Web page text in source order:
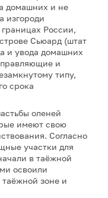
домашних и не
изгороди
России,
Сьюард (штат
и увода домашних
и
типу,
срока
оленей
имеют свою
Согласно
участки для
в таёжной
освоили
зоне и